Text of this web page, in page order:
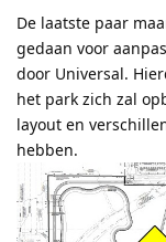
De laatste paar
gedaan voor
door Universal.
het park zich zal
layout en
hebben.